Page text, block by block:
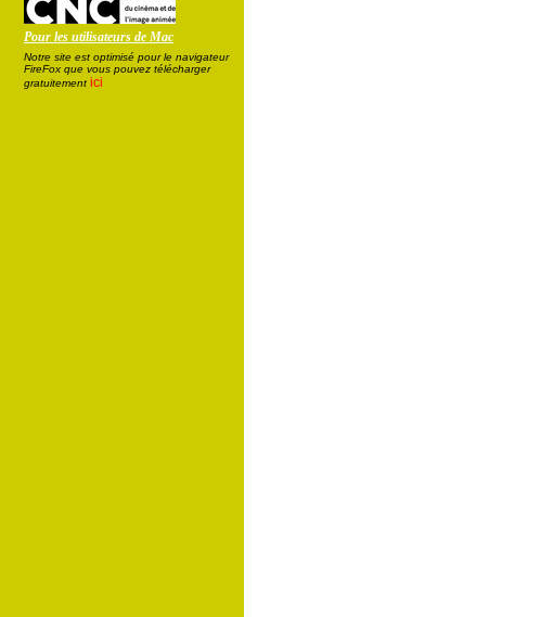
Pour les utilisateurs de Mac
Notre site est optimisé pour le navigateur
FireFox que vous pouvez télécharger
gratuitement ici